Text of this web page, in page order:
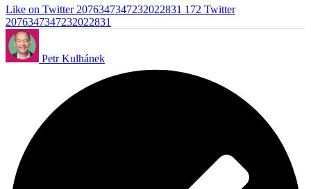
Like on Twitter 2076347347232022831 172 Twitter
2076347347232022831
Petr Kulhánek